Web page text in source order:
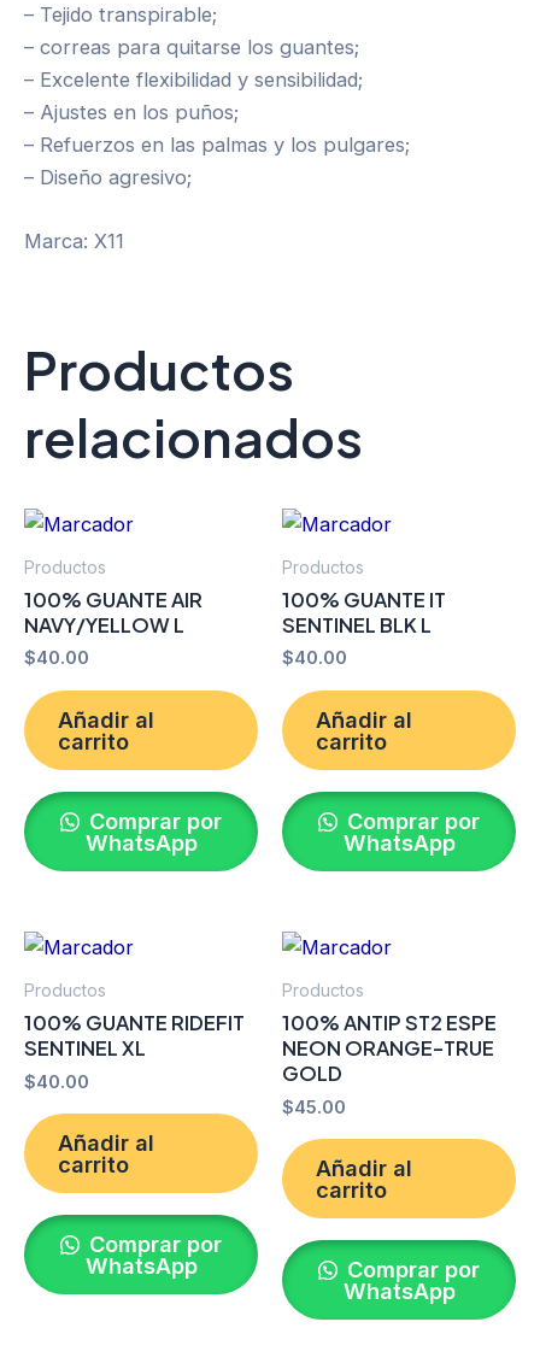
– Tejido transpirable;
– correas para quitarse los guantes;
– Excelente flexibilidad y sensibilidad;
– Ajustes en los puños;
– Refuerzos en las palmas y los pulgares;
– Diseño agresivo;
Marca: X11
Productos
relacionados
Productos
100% GUANTE AIR
NAVY/YELLOW L
$40.00
Añadir al
carrito
Comprar por
WhatsApp
Productos
100% GUANTE IT
SENTINEL BLK L
$40.00
Añadir al
carrito
Comprar por
WhatsApp
Productos
100% GUANTE RIDEFIT
SENTINEL XL
$40.00
Añadir al
carrito
Comprar por
WhatsApp
Productos
100% ANTIP ST2 ESPE
NEON ORANGE-TRUE
GOLD
$45.00
Añadir al
carrito
Comprar por
WhatsApp